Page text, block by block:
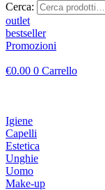
Cerca:
outlet
bestseller
Promozioni
€0.00 0 Carrello
Igiene
Capelli
Estetica
Unghie
Uomo
Make-up